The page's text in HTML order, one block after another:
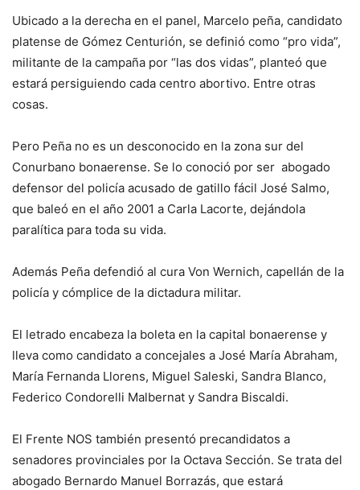
Ubicado a la derecha en el panel, Marcelo peña, candidato
platense de Gómez Centurión, se definió como “pro vida”,
militante de la campaña por “las dos vidas”, planteó que
estará persiguiendo cada centro abortivo. Entre otras
cosas.
Pero Peña no es un desconocido en la zona sur del
Conurbano bonaerense. Se lo conoció por ser abogado
defensor del policía acusado de gatillo fácil José Salmo,
que baleó en el año 2001 a Carla Lacorte, dejándola
paralítica para toda su vida.
Además Peña defendió al cura Von Wernich, capellán de la
policía y cómplice de la dictadura militar.
El letrado encabeza la boleta en la capital bonaerense y
lleva como candidato a concejales a José María Abraham,
María Fernanda Llorens, Miguel Saleski, Sandra Blanco,
Federico Condorelli Malbernat y Sandra Biscaldi.
El Frente NOS también presentó precandidatos a
senadores provinciales por la Octava Sección. Se trata del
abogado Bernardo Manuel Borrazás, que estará